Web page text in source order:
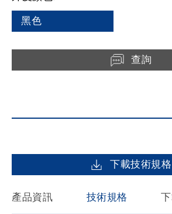
黑色
查詢
下載技術規格
產品資訊 技術規格